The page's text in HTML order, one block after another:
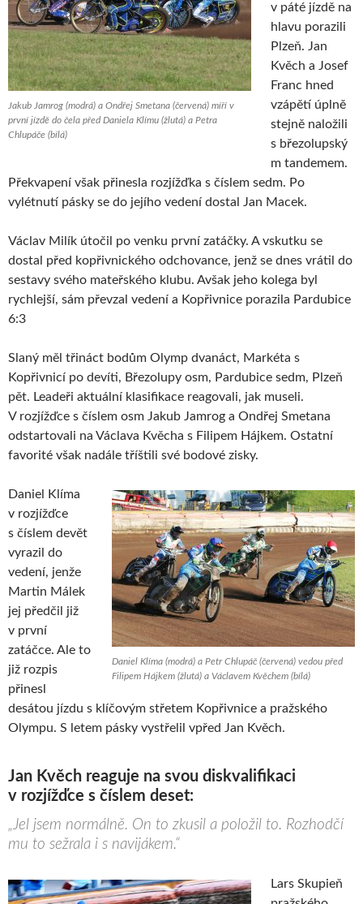
Jakub Jamrog (modrá) a Ondřej Smetana (červená) míří v
první jízdě do čela před Daniela Klímu (žlutá) a Petra
Chlupáče (bílá)
v páté jízdě na
hlavu porazili
Plzeň. Jan
Kvěch a Josef
Franc hned
vzápětí úplně
stejně naložili
s březolupský
m tandemem.
Překvapení však přinesla rozjížďka s číslem sedm. Po
vylétnutí pásky se do jejího vedení dostal Jan Macek.
Václav Milík útočil po venku první zatáčky. A vskutku se
dostal před kopřivnického odchovance, jenž se dnes vrátil do
sestavy svého mateřského klubu. Avšak jeho kolega byl
rychlejší, sám převzal vedení a Kopřivnice porazila Pardubice
6:3
Slaný měl třináct bodům Olymp dvanáct, Markéta s
Kopřivnicí po devíti, Březolupy osm, Pardubice sedm, Plzeň
pět. Leadeři aktuální klasifikace reagovali, jak museli.
V rozjížďce s číslem osm Jakub Jamrog a Ondřej Smetana
odstartovali na Václava Kvěcha s Filipem Hájkem. Ostatní
favorité však nadále tříštili své bodové zisky.
Daniel Klíma (modrá) a Petr Chlupáč (červená) vedou před
Filipem Hájkem (žlutá) a Václavem Kvěchem (bílá)
Daniel Klíma
v rozjížďce
s číslem devět
vyrazil do
vedení, jenže
Martin Málek
jej předčil již
v první
zatáčce. Ale to
již rozpis
přinesl
desátou jízdu s klíčovým střetem Kopřivnice a pražského
Olympu. S letem pásky vystřelil vpřed Jan Kvěch.
Jan Kvěch reaguje na svou diskvalifikaci
v rozjížďce s číslem deset:
„Jel jsem normálně. On to zkusil a položil to. Rozhodčí
mu to sežrala i s navijákem.“
Lars Skupieň